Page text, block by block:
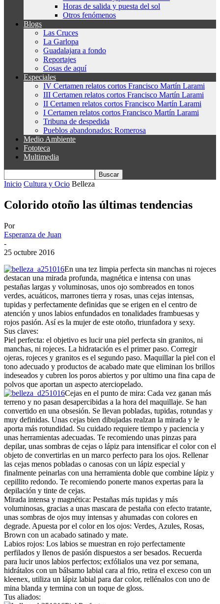
Horas de salida y puesta del sol
Otros fenómenos
Blogs
Las Cruces
La Garlopa
Guadalajara a fondo
Reportajes
Cosas de aquí
Especiales
IV Certamen relatos cortos Francisco Martín Larami
III Certamen relatos cortos Francisco Martín Larami
II Certamen relatos cortos Francisco Martín Larami
I Certamen relatos cortos Francisco Martín Larami
Tribuna de despedida
Pueblos abandonados: Romerosa
Medio Ambiente
Fototeca
Multimedia
Inicio Cultura y Ocio Belleza
Colorido otoño las últimas tendencias
Por
Esperanza de Juan
-
25 octubre 2016
En una tez limpia perfecta sin manchas ni rojeces
destacan una mirada profunda, magnética e intensa con unas
pestañas largas y voluminosas, unos ojo sombreados en tonos
verdes, acuáticos, marrones tierra y rosas, unas cejas intensas,
tupidas y perfectamente definidas que se erigen en el centro de
atención y unos labios enfundados en tonalidades frambuesas y
rojos pasión. Así es la mujer de este otoño, triunfadora y sexy.
Sus claves:
Piel perfecta: el objetivo es lucir una piel perfecta sin granitos, ni
manchas, ni rojeces. La hidratación es el primer paso. Corregir
ojeras, rojeces y granitos es el segundo paso. Maquillar la piel con el
tono adecuado y productos de acabado mate que eliminan los brillos
indeseados y cubren los poros abiertos y por ultimo una fina capa de
polvos que aportan un aspecto aterciopelado.
Cejas en el punto de mira: Cada vez ganan más
terreno y no pasan desapercibidas a la hora del maquillaje. Se han
convertido en una obsesión. Se llevan pobladas, tupidas, rotundas y
muy definidas. Unas cejas bien dibujadas realzan la mirada y le
aporta más rotundidad. Su cuidado requiere tiempo y paciencia y
unas herramientas adecuadas. Te recomiendo unas pinzas para
depilar, unas sombras de cejas o lápiz para intensificar el color con el
objeto de convertirlas en un marco perfecto para los ojos. Rellenar
las cejas menos pobladas o canosas con un lápiz especial y
finalmente peinarlas con una herramienta doble que combine lápiz y
cepillito redondo. Te recomiendo ponerte manos expertas para la
depilación y tinte de cejas.
Mirada intensa y magnética: Pestañas más tupidas y más
voluminosas, gracias a unas mascara de pestaña con efecto tratante,
unas sombras de ojos muy intensas y ahumadas con colores en
degrade. Apuesta por el color en los ojos: Verdes, Azules, Rosas,
Brown con un acabado satinado y mate.
Labios rojos: Los labios se muestran en rojo perfectamente
perfilados y llenos de pasión dispuestos a ser besados. Recuerda
para lucir unos labios perfectos; exfólialos una vez por semana,
hidrátalos con un bálsamo labial cara al frio, retira el exceso con un
kleenex, utiliza un lápiz labial para dar color, rellénalos con uno de
mina blanda y termina con un toque de gloss.
Tus aliados: